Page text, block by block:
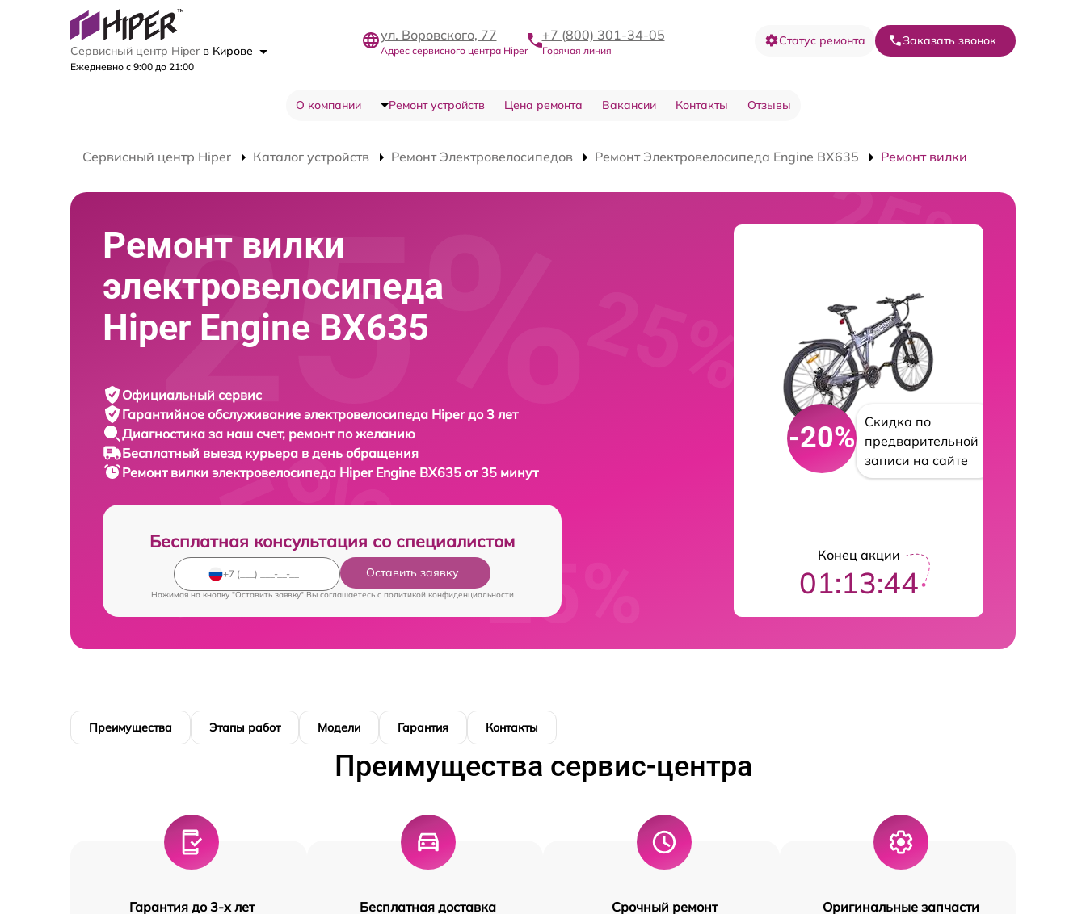
Сервисный центр Hiper в Кирове
Ежедневно с 9:00 до 21:00
ул. Воровского, 77
Адрес сервисного центра Hiper
+7 (800) 301-34-05
Горячая линия
Статус ремонта Заказать звонок
О компании Ремонт устройств Цена ремонта Вакансии Контакты Отзывы
Сервисный центр Hiper Каталог устройств Ремонт Электровелосипедов Ремонт Электровелосипеда Engine BX635 Ремонт вилки
Ремонт вилки
электровелосипеда
Hiper Engine BX635
Официальный сервис
Гарантийное обслуживание электровелосипеда Hiper до 3 лет
Диагностика за наш счет, ремонт по желанию
Бесплатный выезд курьера в день обращения
Ремонт вилки электровелосипеда Hiper Engine BX635 от 35 минут
Бесплатная консультация со специалистом
Оставить заявку
Нажимая на кнопку "Оставить заявку" Вы соглашаетесь c политикой конфиденциальности
-20%
Скидка по
предварительной
записи на сайте
Конец акции
01:13:43
Преимущества Этапы работ Модели Гарантия Контакты
Преимущества сервис-центра
Гарантия до 3-х лет Бесплатная доставка Срочный ремонт Оригинальные запчасти